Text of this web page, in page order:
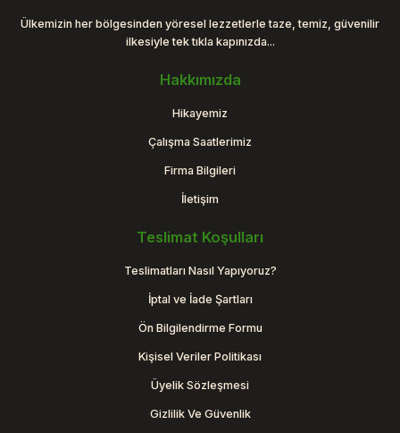
Ülkemizin her bölgesinden yöresel lezzetlerle taze, temiz, güvenilir
ilkesiyle tek tıkla kapınızda...
Hakkımızda
Hikayemiz
Çalışma Saatlerimiz
Firma Bilgileri
İletişim
Teslimat Koşulları
Teslimatları Nasıl Yapıyoruz?
İptal ve İade Şartları
Ön Bilgilendirme Formu
Kişisel Veriler Politikası
Üyelik Sözleşmesi
Gizlilik Ve Güvenlik